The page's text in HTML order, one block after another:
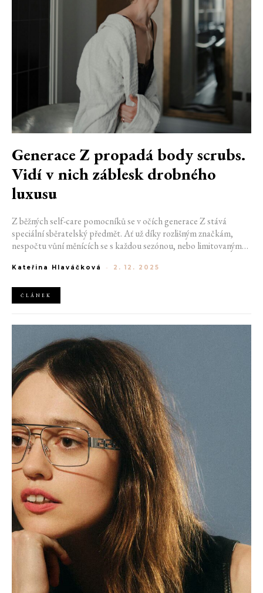
Generace Z propadá body scrubs.
Vidí v nich záblesk drobného
luxusu
Z běžných self-care pomocníků se v očích generace Z stává
speciální sběratelský předmět. Ať už díky rozlišným značkám,
nespočtu vůní měnících se s každou sezónou, nebo limitovaným
pozornost. Stal se z něj drobný záblesk světa luxusu, který nabízí
Kateřina Hlaváčková - 2. 12. 2025
ČLÁNEK